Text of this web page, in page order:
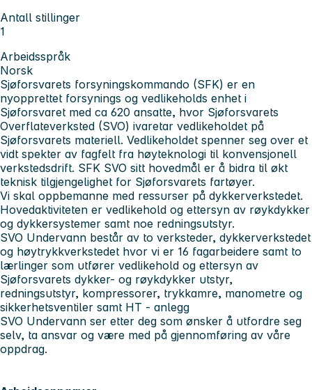
Antall stillinger
1
Arbeidsspråk
Norsk
Sjøforsvarets forsyningskommando (SFK) er en
nyopprettet forsynings og vedlikeholds enhet i
Sjøforsvaret med ca 620 ansatte, hvor Sjøforsvarets
Overflateverksted (SVO) ivaretar vedlikeholdet på
Sjøforsvarets materiell. Vedlikeholdet spenner seg over et
vidt spekter av fagfelt fra høyteknologi til konvensjonell
verkstedsdrift. SFK SVO sitt hovedmål er å bidra til økt
teknisk tilgjengelighet for Sjøforsvarets fartøyer.
Vi skal oppbemanne med ressurser på dykkerverkstedet.
Hovedaktiviteten er vedlikehold og ettersyn av røykdykker
og dykkersystemer samt noe redningsutstyr.
SVO Undervann består av to verksteder, dykkerverkstedet
og høytrykkverkstedet hvor vi er 16 fagarbeidere samt to
lærlinger som utfører vedlikehold og ettersyn av
Sjøforsvarets dykker- og røykdykker utstyr,
redningsutstyr, kompressorer, trykkamre, manometre og
sikkerhetsventiler samt HT - anlegg
SVO Undervann ser etter deg som ønsker å utfordre seg
selv, ta ansvar og være med på gjennomføring av våre
oppdrag.